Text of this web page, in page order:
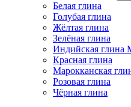
Белая глина
Голубая глина
Жёлтая глина
Зелёная глина
Индийская глина
Красная глина
Марокканская
Розовая глина
Чёрная глина